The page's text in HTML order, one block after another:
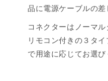
品に電源ケーブルの差
コネクターはノーマル
リモコン付きの３タ
で用途に応じてお選び